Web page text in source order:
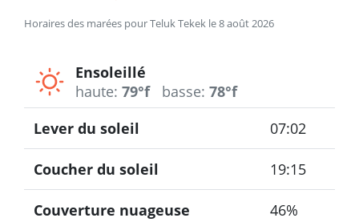
Horaires des marées pour Teluk Tekek le 8 août 2026
Ensoleillé
haute: 79°f basse: 78°f
Lever du soleil 07:02
Coucher du soleil 19:15
Couverture nuageuse 46%